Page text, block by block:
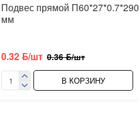
Подвес прямой П60*27*0.7*290
мм
0.32 ƃ/шт 0.36 ƃ/шт
В КОРЗИНУ